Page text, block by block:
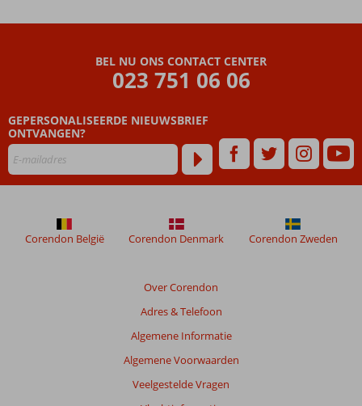
Beoordelingen
dan
48
maanden
niet
weergegeven
om
BEL NU ONS CONTACT CENTER
023 751 06 06
GEPERSONALISEERDE NIEUWSBRIEF
ONTVANGEN?
Over Corendon
Adres & Telefoon
Algemene Informatie
Algemene Voorwaarden
Veelgestelde Vragen
Corendon België Corendon Denmark Corendon Zweden